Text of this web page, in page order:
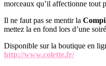
morceaux qu’il affectionne tout
Il ne faut pas se mentir la
mettez la en fond lors d’une
Disponible sur la boutique en
http://www.colette.fr/